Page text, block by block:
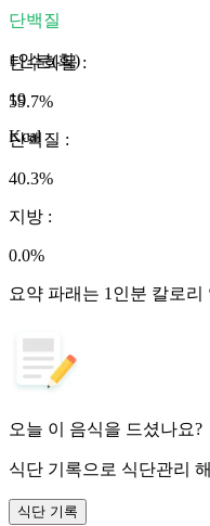
단백질
1인분(회)
19
Kcal
탄수화물:
59.7%
단백질 :
40.3%
지방 :
0.0%
요약 파래는 1인분 칼로리
오늘 이 음식을 드셨나요?
식단 기록으로 식단관리
식단 기록